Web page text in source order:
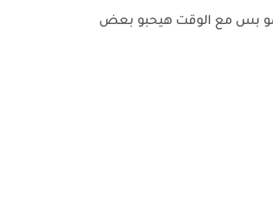
بس مع الوقت هيحبو بعض